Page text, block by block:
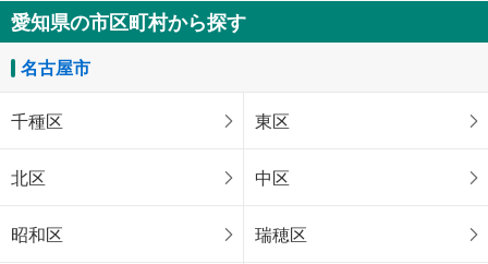
愛知県の市区町村から探す
名古屋市
千種区 東区
北区 中区
昭和区 瑞穂区